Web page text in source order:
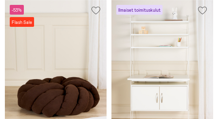
-53%
Flash Sale
Ilmaiset toimituskulut